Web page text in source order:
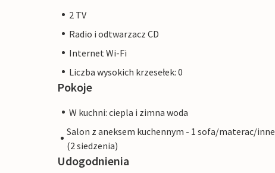
2 TV
Radio i odtwarzacz CD
Internet Wi-Fi
Liczba wysokich krzesełek: 0
Pokoje
W kuchni: ciepla i zimna woda
Salon z aneksem kuchennym - 1 sofa/materac/inne
(2 siedzenia)
Udogodnienia